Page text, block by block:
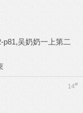
p81,吴奶奶一上第二
14#